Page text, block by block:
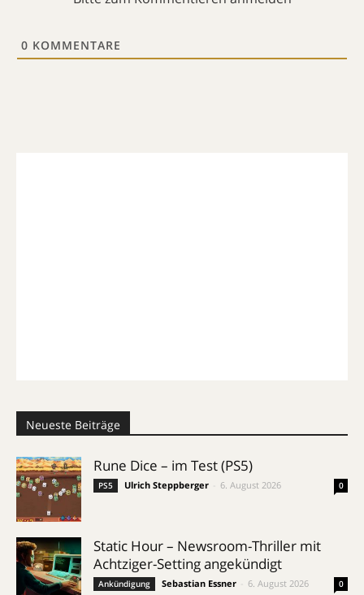
0 KOMMENTARE
Neueste Beiträge
Rune Dice – im Test (PS5)
PS5 Ulrich Steppberger 6. August 2026 0
Static Hour – Newsroom-Thriller mit
Achtziger-Setting angekündigt
Ankündigung Sebastian Essner 6. August 2026 0